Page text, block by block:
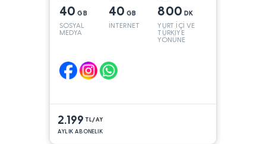
40 GB
SOSYAL
MEDYA
40 GB
İNTERNET
800 DK
YURT İÇİ VE
TÜRKİYE
YÖNÜNE
2.199 TL/AY
AYLIK ABONELIK